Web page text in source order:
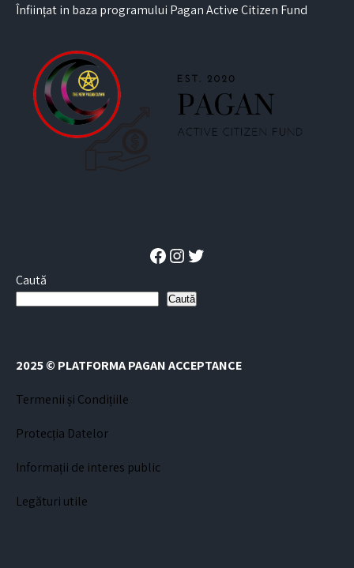
Înființat in baza programului Pagan Active Citizen Fund
Facebook
Instagram
Caută
Caută
2025 © PLATFORMA PAGAN ACCEPTANCE
Termenii și Condițiile
Protecția Datelor
Informații de interes public
Legături utile